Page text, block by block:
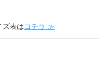
表はコチラ ≫